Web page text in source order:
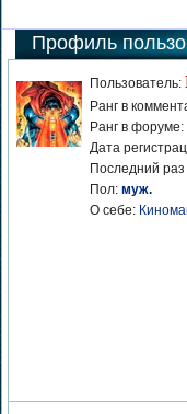
Профиль
Пользователь:
Ранг в
Ранг в форуме:
Дата
Последний
Пол: муж.
О себе: